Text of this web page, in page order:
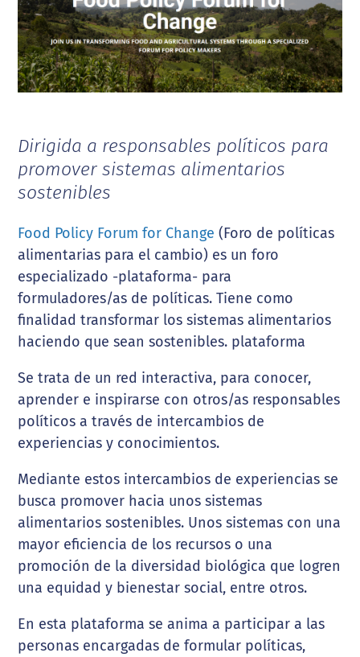
Dirigida a responsables políticos para
promover sistemas alimentarios
sostenibles
Food Policy Forum for Change (Foro de políticas
alimentarias para el cambio) es un foro
especializado -plataforma- para
formuladores/as de políticas. Tiene como
finalidad transformar los sistemas alimentarios
haciendo que sean sostenibles. plataforma
Se trata de un red interactiva, para conocer,
aprender e inspirarse con otros/as responsables
políticos a través de intercambios de
experiencias y conocimientos.
Mediante estos intercambios de experiencias se
busca promover hacia unos sistemas
alimentarios sostenibles. Unos sistemas con una
mayor eficiencia de los recursos o una
promoción de la diversidad biológica que logren
una equidad y bienestar social, entre otros.
En esta plataforma se anima a participar a las
personas encargadas de formular políticas,